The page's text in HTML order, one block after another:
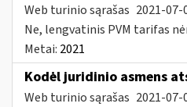
Web turinio sąrašas 2021-07-
Ne, lengvatinis PVM tarifas
Metai: 2021
Kodėl juridinio asmens
Web turinio sąrašas 2021-07-